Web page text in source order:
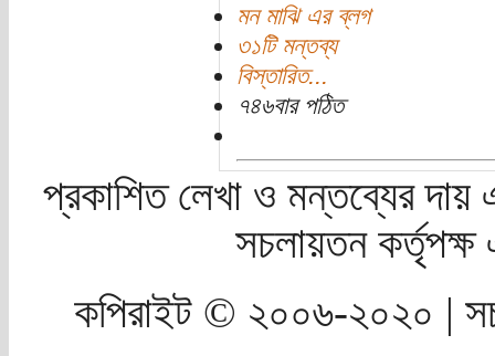
মন মাঝি এর ব্লগ
৩১টি মন্তব্য
বিস্তারিত...
৭৪৬বার পঠিত
প্রকাশিত লেখা ও মন্তব্যের দায়
সচলায়তন
কপিরাইট © ২০০৬-২০২০ |